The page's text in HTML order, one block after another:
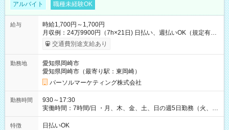
アルバイト 職種未経験OK
給与
時給1,700円～1,700円
月収例：24万9900円（7h×21日) 日払い、週払いOK（規定有
り） 【試用期間】試用期間なし
交通費別途支給あり
勤務地
愛知県岡崎市
愛知県岡崎市（最寄り駅：東岡崎）
パーソルマーケティング株式会社
勤務時間
930～17:30
実働時間：7時間/日 ・月、木、金、土、日の週5日勤務（火、水
は固定休です／夏季、年末年始等、長期休暇有り！） ・ワンシ
フト！ 残業ほぼナシ（0～5h/月）
特徴 日払いOK